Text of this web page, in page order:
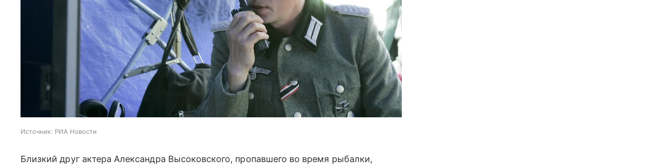
Источник: РИА Новости
Близкий друг актера Александра Высоковского, пропавшего во время рыбалки,